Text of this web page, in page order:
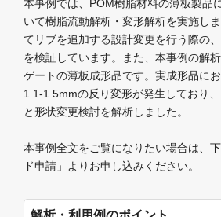
本事例では、POM樹脂材料の薄板製品
いて樹脂流動解析・変形解析を実施し
てリブを追加する設計変更を行う際の
を検証しています。また、本事例の解
ゲートの薄板成形品です。実成形品に
1.1-1.5mmの反り変形が発生しており
と形状変更検討を解析しました。
本事例全文をご覧になりたい場合は、
ド申請」よりお申し込みください。